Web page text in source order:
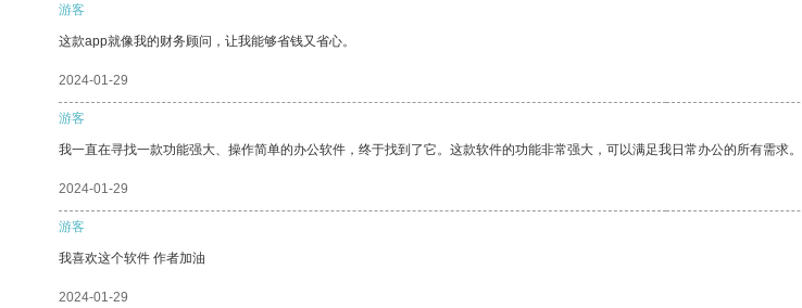
游客
这款app就像我的财务顾问，让我能够省钱又省心。
2024-01-29
游客
我一直在寻找一款功能强大、操作简单的办公软件，终于找到了它。这款软件的功能非常强大，可以满足我日常办公的所有需求
2024-01-29
游客
我喜欢这个软件 作者加油
2024-01-29